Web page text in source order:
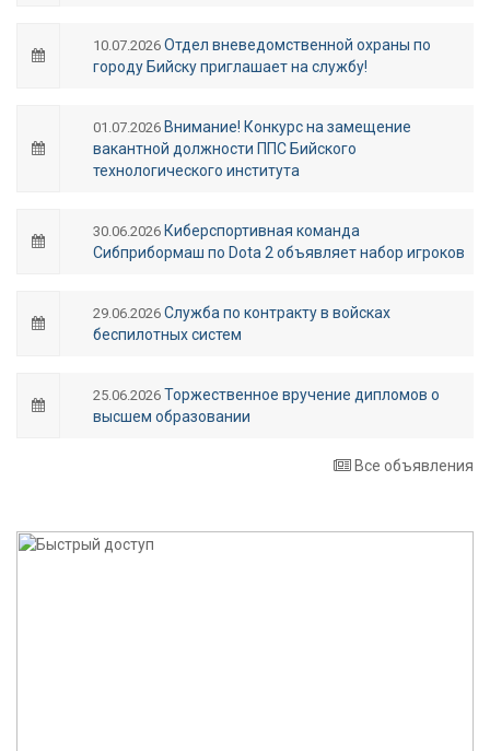
10.07.2026 Отдел вневедомственной охраны по
городу Бийску приглашает на службу!
01.07.2026 Внимание! Конкурс на замещение
вакантной должности ППС Бийского
технологического института
30.06.2026 Киберспортивная команда
Сибприбормаш по Dota 2 объявляет набор игроков
29.06.2026 Служба по контракту в войсках
беспилотных систем
25.06.2026 Торжественное вручение дипломов о
высшем образовании
Все объявления